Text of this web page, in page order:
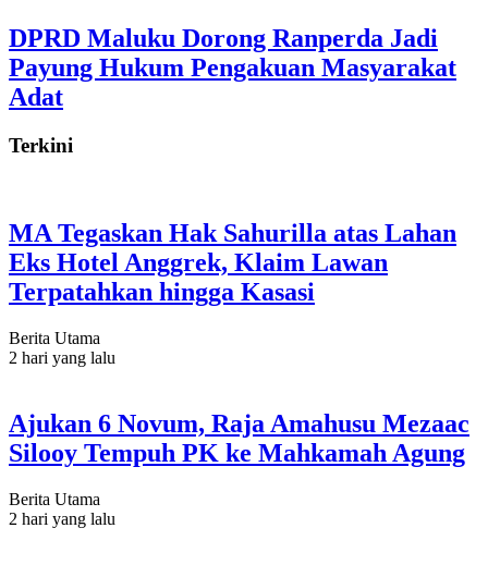
DPRD Maluku Dorong Ranperda Jadi
Payung Hukum Pengakuan Masyarakat
Adat
Terkini
MA Tegaskan Hak Sahurilla atas Lahan
Eks Hotel Anggrek, Klaim Lawan
Terpatahkan hingga Kasasi
Berita Utama
2 hari yang lalu
Ajukan 6 Novum, Raja Amahusu Mezaac
Silooy Tempuh PK ke Mahkamah Agung
Berita Utama
2 hari yang lalu